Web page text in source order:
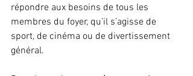
répondre aux besoins de tous les
membres du foyer, qu’il s’agisse de
sport, de cinéma ou de divertissement
général.